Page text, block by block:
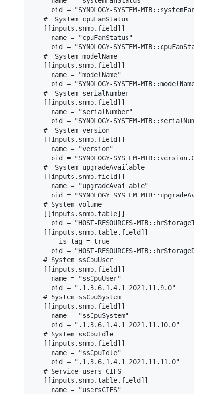
oid = "SYNOLOGY-SYSTEM-
   #  System cpuFanStatus
   [[inputs.snmp.field]]
     name = "cpuFanStatus"
     oid = "SYNOLOGY-SYSTEM-MIB::cpuFanStatus.0"
   #  System modelName
   [[inputs.snmp.field]]
     name = "modelName"
     oid = "SYNOLOGY-SYSTEM-MIB::modelName.0"
   #  System serialNumber
   [[inputs.snmp.field]]
     name = "serialNumber"
     oid = "SYNOLOGY-SYSTEM-MIB::serialNumber.0"
   #  System version
   [[inputs.snmp.field]]
     name = "version"
     oid = "SYNOLOGY-SYSTEM-MIB::version.0"
   #  System upgradeAvailable
   [[inputs.snmp.field]]
     name = "upgradeAvailable"
oid = "SYNOLOGY-SYSTEM-
   # System volume
   [[inputs.snmp.table]]
     oid = "HOST-RESOURCES-MIB::hrStorageTable"
   [[inputs.snmp.table.field]]
       is_tag = true
     oid = "HOST-RESOURCES-MIB::hrStorageDescr"
   # System ssCpuUser
   [[inputs.snmp.field]]
     name = "ssCpuUser"
     oid = ".1.3.6.1.4.1.2021.11.9.0"
   # System ssCpuSystem
   [[inputs.snmp.field]]
     name = "ssCpuSystem"
     oid = ".1.3.6.1.4.1.2021.11.10.0"
   # System ssCpuIdle
   [[inputs.snmp.field]]
     name = "ssCpuIdle"
     oid = ".1.3.6.1.4.1.2021.11.11.0"
   # Service users CIFS
   [[inputs.snmp.table.field]]
     name = "usersCIFS"